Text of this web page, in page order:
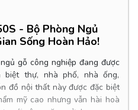
- Bộ Phòng Ngủ
Sống Hoàn Hảo!
gỗ công nghiệp đang được
thự, nhà phố, nhà ống,
đồ nội thất này được đặc biệt
mỹ cao nhưng vẫn hài hoà